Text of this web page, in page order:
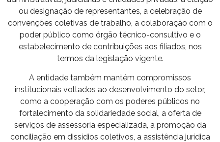
ou designação de representantes, a celebração de
convenções coletivas de trabalho, a colaboração com o
poder público como órgão técnico-consultivo e o
estabelecimento de contribuições aos filiados, nos
termos da legislação vigente.
A entidade também mantém compromissos
institucionais voltados ao desenvolvimento do setor,
como a cooperação com os poderes públicos no
fortalecimento da solidariedade social, a oferta de
serviços de assessoria especializada, a promoção da
conciliação em dissídios coletivos, a assistência jurídica